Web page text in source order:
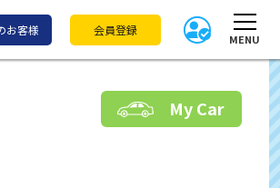
お客様 会員登録
MENU
My Car